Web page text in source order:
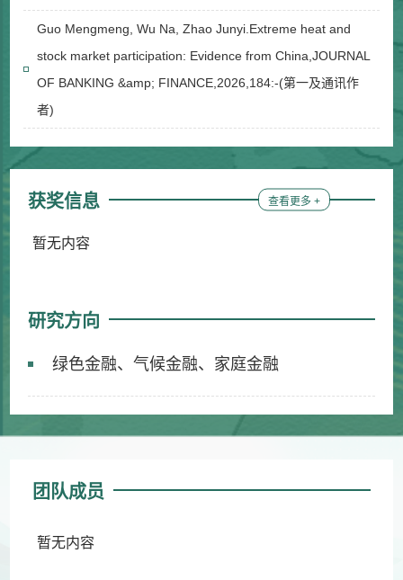
Guo Mengmeng, Wu Na, Zhao Junyi.Extreme heat and
stock market participation: Evidence from China,JOURNAL
OF BANKING &amp; FINANCE,2026,184:-(第一及通讯作
者)
获奖信息 查看更多 +
暂无内容
研究方向
绿色金融、气候金融、家庭金融
团队成员
暂无内容